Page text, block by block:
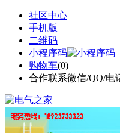
社区中心
手机版
二维码
小程序码
购物车(0)
合作联系微信/QQ/电